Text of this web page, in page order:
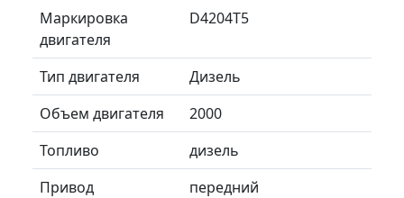
Маркировка
двигателя
D4204T5
Тип двигателя
Дизель
Объем двигателя
2000
Топливо
дизель
Привод
передний